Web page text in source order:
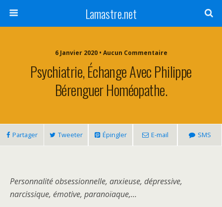
Lamastre.net
6 Janvier 2020 • Aucun Commentaire
Psychiatrie, Échange Avec Philippe
Bérenguer Homéopathe.
Partager Tweeter Épingler E-mail SMS
Personnalité obsessionnelle, anxieuse, dépressive,
narcissique, émotive, paranoïaque,…